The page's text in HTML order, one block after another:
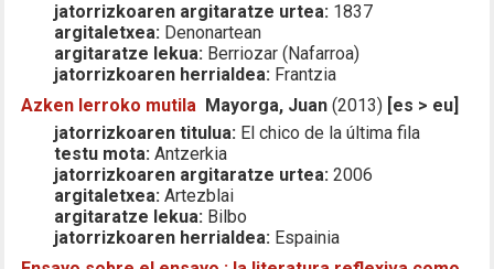
jatorrizkoaren argitaratze urtea: 1837
argitaletxea: Denonartean
argitaratze lekua: Berriozar (Nafarroa)
jatorrizkoaren herrialdea: Frantzia
Azken lerroko mutila Mayorga, Juan (2013) [es > eu]
jatorrizkoaren titulua: El chico de la última fila
testu mota: Antzerkia
jatorrizkoaren argitaratze urtea: 2006
argitaletxea: Artezblai
argitaratze lekua: Bilbo
jatorrizkoaren herrialdea: Espainia